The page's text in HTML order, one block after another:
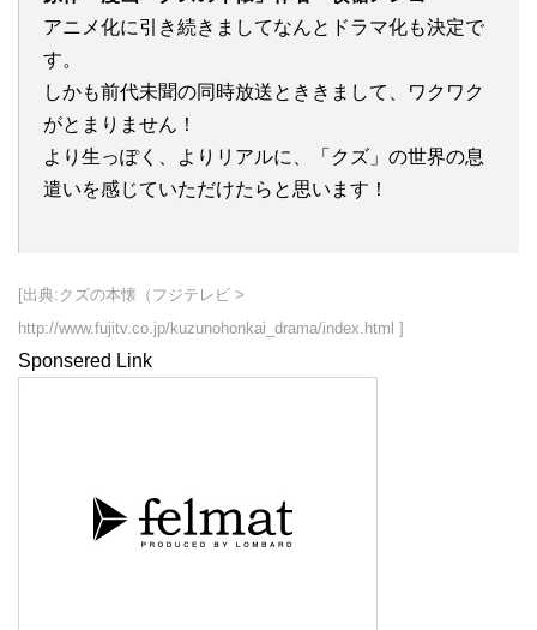
アニメ化に引き続きましてなんとドラマ化も決定で
す。
しかも前代未聞の同時放送とききまして、ワクワク
がとまりません！
より生っぽく、よりリアルに、「クズ」の世界の息
遣いを感じていただけたらと思います！
[出典:クズの本懐（フジテレビ >
http://www.fujitv.co.jp/kuzunohonkai_drama/index.html ]
Sponsered Link